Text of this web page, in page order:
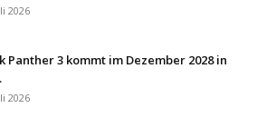
2026
Panther 3 kommt im Dezember 2028 in
2026